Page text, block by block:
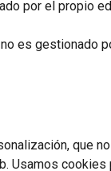
por el propio
es gestionado
que
Usamos